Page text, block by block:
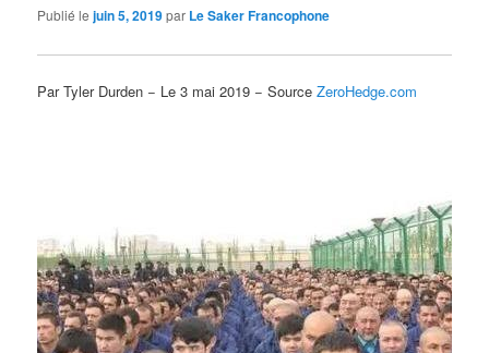
Publié lejuin 5, 2019par Le Saker Francophone
Par Tyler Durden − Le 3 mai 2019 − SourceZeroHedge.com